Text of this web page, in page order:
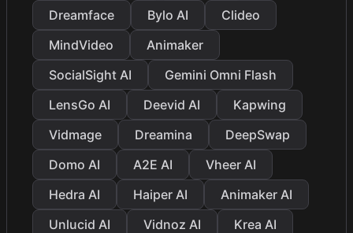
Dreamface
Bylo AI
Clideo
MindVideo
Animaker
SocialSight AI
Gemini Omni Flash
LensGo AI
Deevid AI
Kapwing
Vidmage
Dreamina
DeepSwap
Domo AI
A2E AI
Vheer AI
Hedra AI
Haiper AI
Animaker AI
Unlucid AI
Vidnoz AI
Krea AI